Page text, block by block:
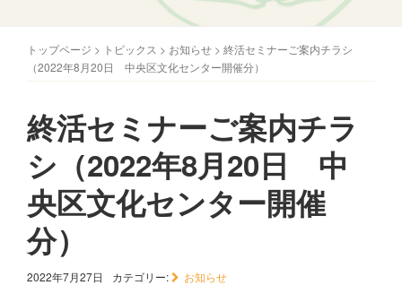
トップページ > トピックス > お知らせ > 終活セミナーご案内チラシ
（2022年8月20日 中央区文化センター開催分）
終活セミナーご案内チラ
シ（2022年8月20日 中
央区文化センター開催
分）
2022年7月27日 カテゴリー: お知らせ